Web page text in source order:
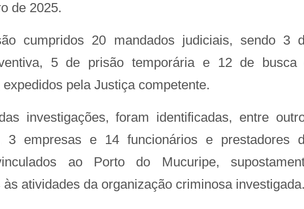
de 2025.
cumpridos 20 mandados judiciais, sendo 3
5 de prisão temporária e 12 de busca
pela Justiça competente.
investigações, foram identificadas, entre
3 empresas e 14 funcionários e prestadores
ao Porto do Mucuripe,
às atividades da organização criminosa investigada.